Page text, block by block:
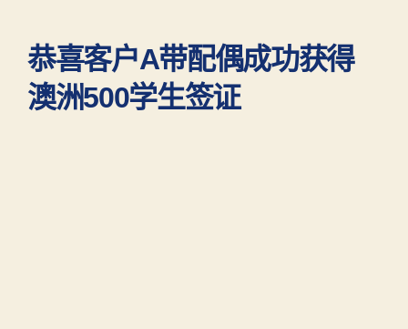
恭喜客户A带配偶成功获得
澳洲500学生签证